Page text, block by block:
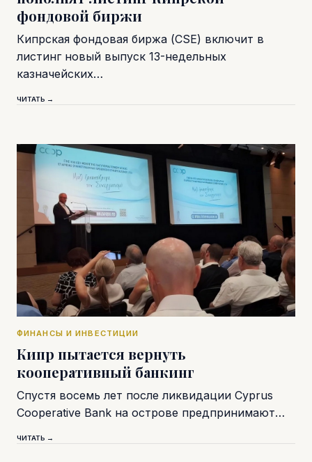
фондовой биржи
Кипрская фондовая биржа (CSE) включит в
листинг новый выпуск 13-недельных
казначейских…
ЧИТАТЬ →
ФИНАНСЫ И ИНВЕСТИЦИИ
Кипр пытается вернуть
кооперативный банкинг
Спустя восемь лет после ликвидации Cyprus
Cooperative Bank на острове предпринимают…
ЧИТАТЬ →